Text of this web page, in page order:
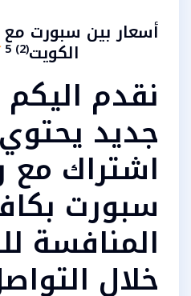
الكويت5 (2)
نقدم
جديد
اشتراك مع
سبورت
المنافسة
خلال